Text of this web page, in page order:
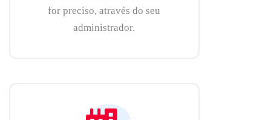
for preciso, através do seu
administrador.